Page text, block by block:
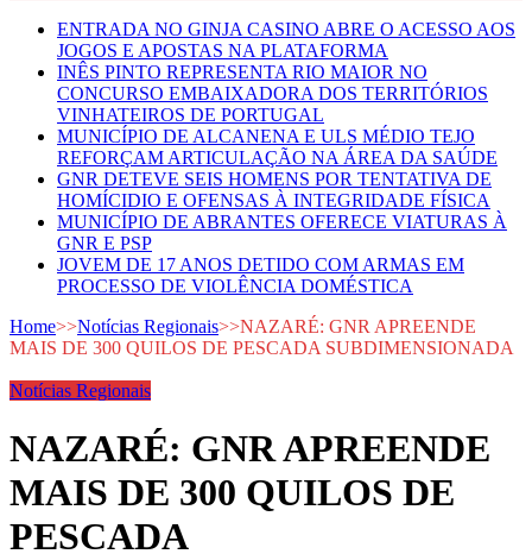
ENTRADA NO GINJA CASINO ABRE O ACESSO AOS
JOGOS E APOSTAS NA PLATAFORMA
INÊS PINTO REPRESENTA RIO MAIOR NO
CONCURSO EMBAIXADORA DOS TERRITÓRIOS
VINHATEIROS DE PORTUGAL
MUNICÍPIO DE ALCANENA E ULS MÉDIO TEJO
REFORÇAM ARTICULAÇÃO NA ÁREA DA SAÚDE
GNR DETEVE SEIS HOMENS POR TENTATIVA DE
HOMÍCIDIO E OFENSAS À INTEGRIDADE FÍSICA
MUNICÍPIO DE ABRANTES OFERECE VIATURAS À
GNR E PSP
JOVEM DE 17 ANOS DETIDO COM ARMAS EM
PROCESSO DE VIOLÊNCIA DOMÉSTICA
Home>>Notícias Regionais>>NAZARÉ: GNR APREENDE
MAIS DE 300 QUILOS DE PESCADA SUBDIMENSIONADA
Notícias Regionais
NAZARÉ: GNR APREENDE
MAIS DE 300 QUILOS DE
PESCADA